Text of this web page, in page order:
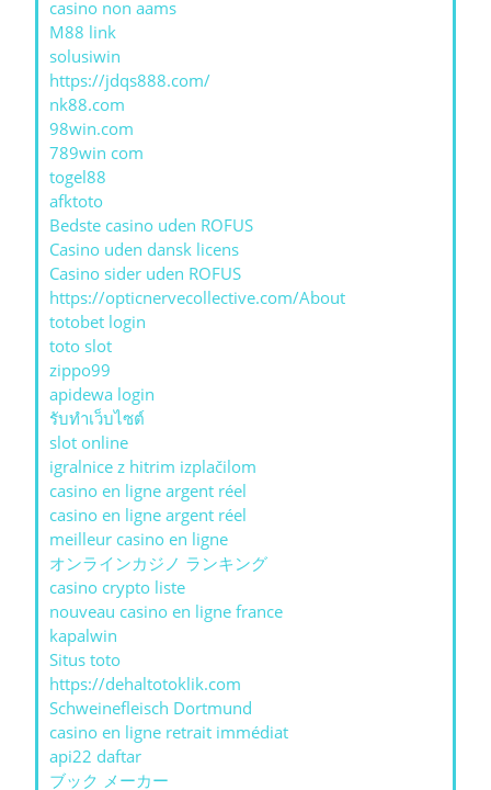
casino non aams
M88 link
solusiwin
https://jdqs888.com/
nk88.com
98win.com
789win com
togel88
afktoto
Bedste casino uden ROFUS
Casino uden dansk licens
Casino sider uden ROFUS
https://opticnervecollective.com/About
totobet login
toto slot
zippo99
apidewa login
รับทําเว็บไซต์
slot online
igralnice z hitrim izplačilom
casino en ligne argent réel
casino en ligne argent réel
meilleur casino en ligne
オンラインカジノ ランキング
casino crypto liste
nouveau casino en ligne france
kapalwin
Situs toto
https://dehaltotoklik.com
Schweinefleisch Dortmund
casino en ligne retrait immédiat
api22 daftar
ブック メーカー